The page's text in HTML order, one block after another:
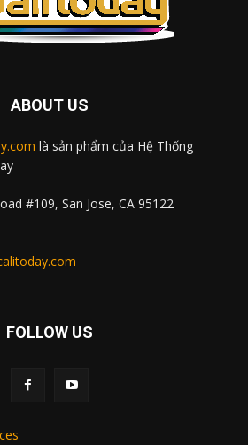
ABOUT US
là sản phẩm của Hệ Thống
#109, San Jose, CA 95122
FOLLOW US